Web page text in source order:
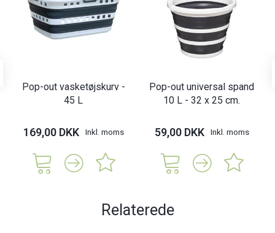
Pop-out vasketøjskurv -
45 L
169,00 DKK Inkl. moms
Pop-out universal spand
10 L - 32 x 25 cm.
59,00 DKK Inkl. moms
Relaterede